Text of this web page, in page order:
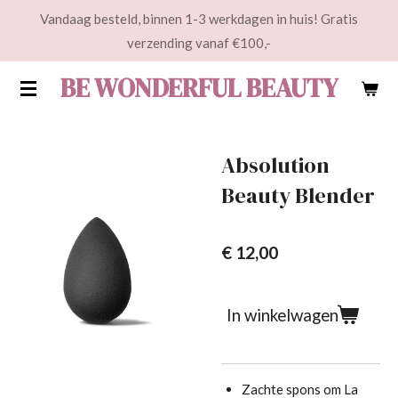
de
BE WONDERFUL BEAUTY
Vandaag besteld, binnen 1-3 werkdagen in huis! Gratis
verzending vanaf €100,-
Absolution
Beauty Blender
€ 12,00
In winkelwagen
Zachte spons om La